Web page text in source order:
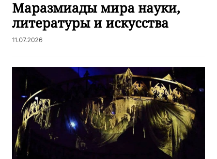
Маразмиады мира науки,
литературы и искусства
11.07.2026